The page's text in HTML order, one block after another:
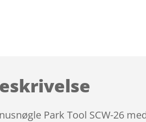
Park Tool SCW-26